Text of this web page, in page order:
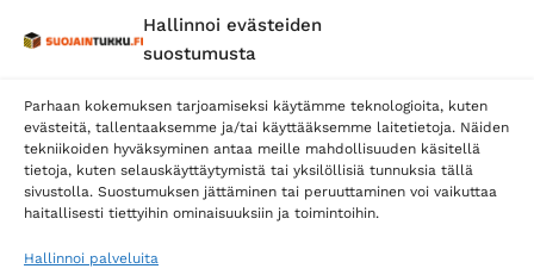
Hallinnoi evästeiden
suostumusta
Parhaan kokemuksen tarjoamiseksi käytämme teknologioita, kuten
evästeitä, tallentaaksemme ja/tai käyttääksemme laitetietoja. Näiden
tekniikoiden hyväksyminen antaa meille mahdollisuuden käsitellä
tietoja, kuten selauskäyttäytymistä tai yksilöllisiä tunnuksia tällä
sivustolla. Suostumuksen jättäminen tai peruuttaminen voi vaikuttaa
haitallisesti tiettyihin ominaisuuksiin ja toimintoihin.
Hallinnoi palveluita
Toimitustavat
Posti
Matkahuolto